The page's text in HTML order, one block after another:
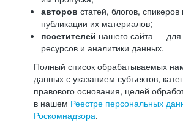
авторов статей, блогов,
публикации их материалов;
посетителей нашего сайта —
ресурсов и аналитики данных.
Полный список обрабатываемых
данных с указанием субъектов,
правового основания, целей
в нашем Реестре персональных
Роскомнадзора.